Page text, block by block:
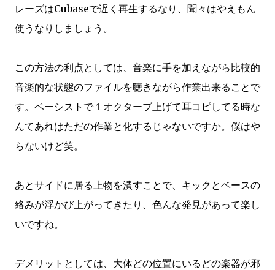
レーズはCubaseで遅く再生するなり、聞々はやえもん
使うなりしましょう。
この方法の利点としては、音楽に手を加えながら比較的
音楽的な状態のファイルを聴きながら作業出来ることで
す。ベーシストで１オクターブ上げて耳コピしてる時な
んてあれはただの作業と化するじゃないですか。僕はや
らないけど笑。
あとサイドに居る上物を潰すことで、キックとベースの
絡みが浮かび上がってきたり、色んな発見があって楽し
いですね。
デメリットとしては、大体どの位置にいるどの楽器が邪